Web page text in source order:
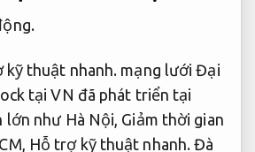
kỹ thuật nhanh. mạng lưới Đại
tại VN đã phát triển tại
lớn như Hà Nội, Giảm thời gian
Hỗ trợ kỹ thuật nhanh. Đà